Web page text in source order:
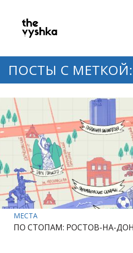
ПОСТЫ С
МЕСТА
ПО СТОПАМ: РОСТОВ-НА-